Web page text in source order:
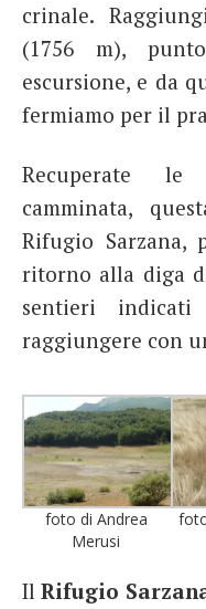
crinale.
(1756 m),
escursione, e da
fermiamo per il
Recuperate
camminata,
Rifugio Sarzana,
ritorno alla diga
sentieri indicati
raggiungere con
foto di Andrea
Merusi
IlRifugio